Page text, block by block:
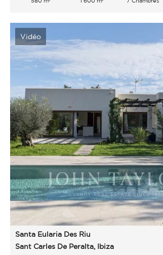
Vidéo
Santa Eularia Des Riu
Sant Carles De Peralta, Ibiza